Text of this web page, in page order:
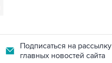
Подписаться на рассылку
главных новостей сайта